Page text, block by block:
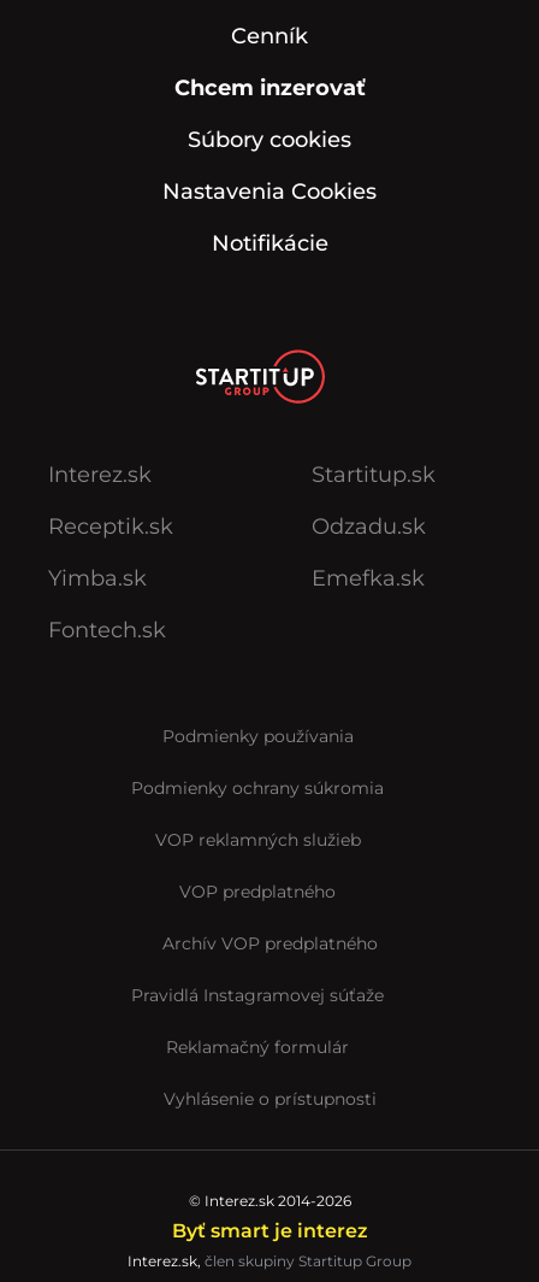
Cenník
Chcem inzerovať
Súbory cookies
Nastavenia Cookies
Notifikácie
Interez.sk
Receptik.sk
Yimba.sk
Fontech.sk
Startitup.sk
Odzadu.sk
Emefka.sk
Podmienky používania
Podmienky ochrany súkromia
VOP reklamných služieb
VOP predplatného
Archív VOP predplatného
Pravidlá Instagramovej súťaže
Reklamačný formulár
Vyhlásenie o prístupnosti
© Interez.sk 2014-2026
Byť smart je interez
Interez.sk, člen skupiny Startitup Group